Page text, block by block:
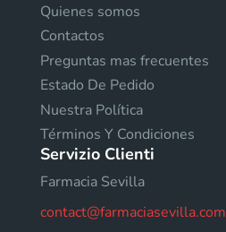
Quienes somos
Contactos
Preguntas mas frecuentes
Estado De Pedido
Nuestra Política
Términos Y Condiciones
Servizio Clienti
Farmacia Sevilla
contact@farmaciasevilla.com